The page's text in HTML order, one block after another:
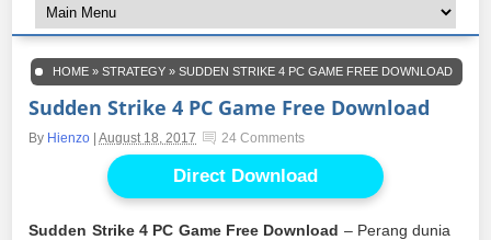
HOME »STRATEGY »SUDDEN STRIKE 4 PC GAME FREE DOWNLOAD
Sudden Strike 4 PC Game Free Download
By Hienzo |August 18, 2017 24 Comments
Direct Download
Sudden Strike 4 PC Game Free Download – Perang dunia